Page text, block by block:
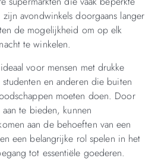
avondwinkels doorgaans langer
de mogelijkheid om op elk
te winkelen.
voor mensen met drukke
studenten en anderen die buiten
moeten doen. Door
te bieden, kunnen
aan de behoeften van een
een belangrijke rol spelen in het
tot essentiële goederen.